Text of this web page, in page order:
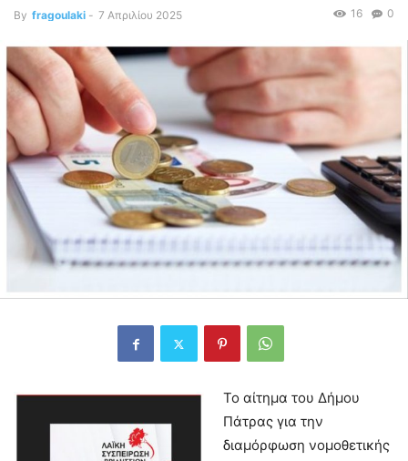
By fragoulaki - 7 Απριλίου 2025 0
16
Το αίτημα του Δήμου
Πάτρας για την
διαμόρφωση νομοθετικής